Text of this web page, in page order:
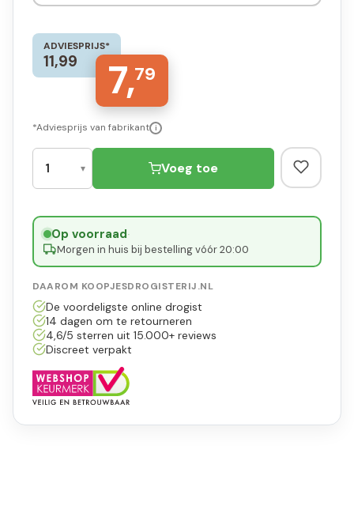
ADVIESPRIJS*
11,99 7,79
*Adviesprijs van fabrikant i
Voeg toe
Op voorraad·
Morgen in huis bij bestelling vóór 20:00
DAAROM KOOPJESDROGISTERIJ.NL
De voordeligste online drogist
14 dagen om te retourneren
4,6/5 sterren uit 15.000+ reviews
Discreet verpakt